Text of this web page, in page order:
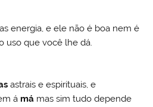
energia, e ele não é boa nem é
uso que você lhe dá.
astrais e espirituais, e
á má mas sim tudo depende